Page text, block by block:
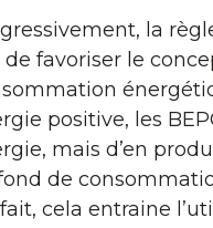
la
favoriser le
positive, les
mais d’en
de
cela entraine